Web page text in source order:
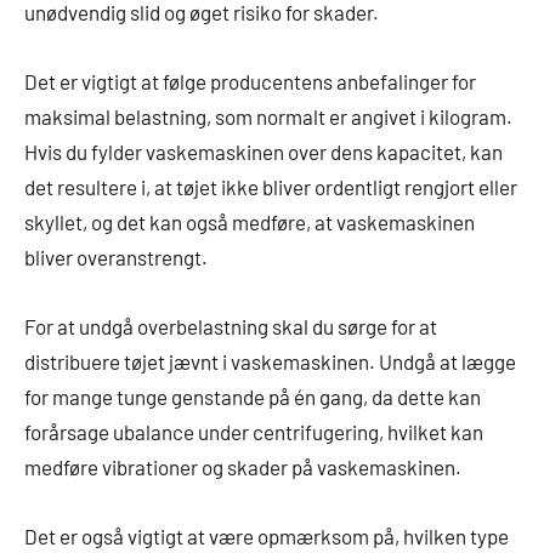
unødvendig slid og øget risiko for skader.
Det er vigtigt at følge producentens anbefalinger for
maksimal belastning, som normalt er angivet i kilogram.
Hvis du fylder vaskemaskinen over dens kapacitet, kan
det resultere i, at tøjet ikke bliver ordentligt rengjort eller
skyllet, og det kan også medføre, at vaskemaskinen
bliver overanstrengt.
For at undgå overbelastning skal du sørge for at
distribuere tøjet jævnt i vaskemaskinen. Undgå at lægge
for mange tunge genstande på én gang, da dette kan
forårsage ubalance under centrifugering, hvilket kan
medføre vibrationer og skader på vaskemaskinen.
Det er også vigtigt at være opmærksom på, hvilken type